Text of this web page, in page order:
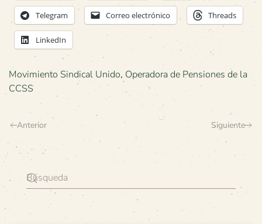
Telegram Correo electrónico Threads
LinkedIn
Movimiento Sindical Unido, Operadora de Pensiones de la
CCSS
Anterior Siguiente